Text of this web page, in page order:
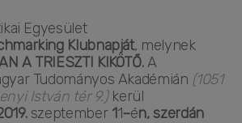
Egyesület
Klubnapját, melynek
A TRIESZTI KIKÖTŐ.A
Tudományos Akadémián (1051
István tér 9.)kerül
szeptember 11–én, szerdán